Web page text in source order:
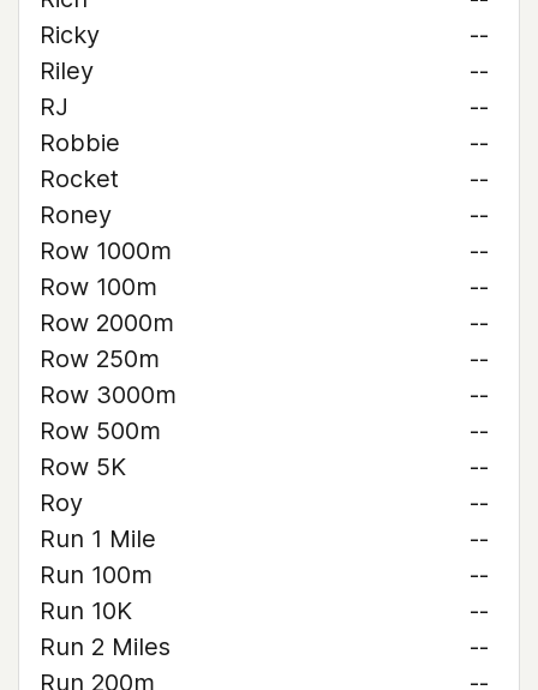
Ricky
--
Riley
--
RJ
--
Robbie
--
Rocket
--
Roney
--
Row 1000m
--
Row 100m
--
Row 2000m
--
Row 250m
--
Row 3000m
--
Row 500m
--
Row 5K
--
Roy
--
Run 1 Mile
--
Run 100m
--
Run 10K
--
Run 2 Miles
--
Run 200m
--